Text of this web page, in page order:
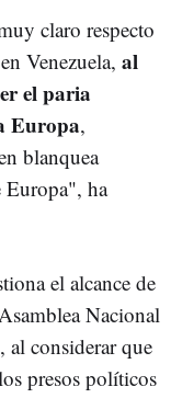
claro respecto
Venezuela, al
el paria
Europa,
blanquea
Europa", ha
el alcance de
Nacional
al considerar que
presos políticos